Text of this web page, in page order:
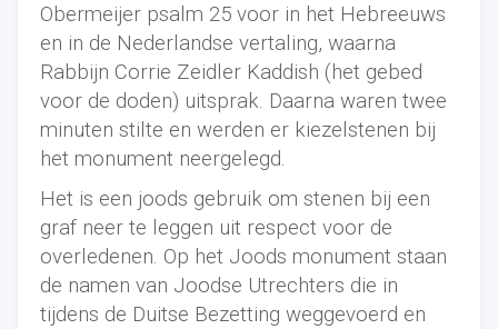
Obermeijer psalm 25 voor in het Hebreeuws
en in de Nederlandse vertaling, waarna
Rabbijn Corrie Zeidler Kaddish (het gebed
voor de doden) uitsprak. Daarna waren twee
minuten stilte en werden er kiezelstenen bij
het monument neergelegd.
Het is een joods gebruik om stenen bij een
graf neer te leggen uit respect voor de
overledenen. Op het Joods monument staan
de namen van Joodse Utrechters die in
tijdens de Duitse Bezetting weggevoerd en